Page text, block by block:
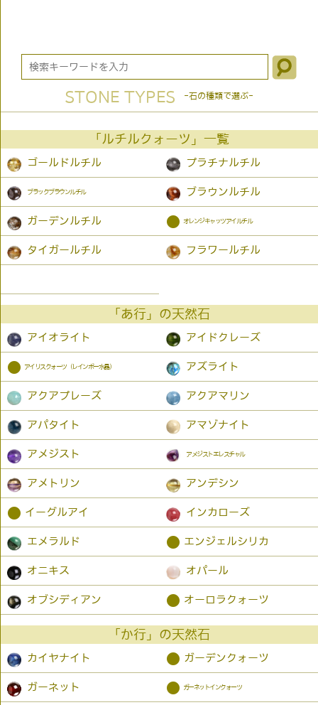
STONE TYPES -石の種類で選ぶ-
「ルチルクォーツ」一覧
ゴールドルチル プラチナルチル
ブラックブラウンルチル ブラウンルチル
ガーデンルチル ● オレンジキャッツアイルチル
タイガールチル フラワールチル
「あ行」の天然石
アイオライト アイドクレーズ
● アイリスクォーツ（レインボー水晶） アズライト
アクアプレーズ アクアマリン
アパタイト アマゾナイト
アメジスト アメジストエレスチャル
アメトリン アンデシン
● イーグルアイ インカローズ
エメラルド ● エンジェルシリカ
オニキス オパール
オブシディアン ● オーロラクォーツ
「か行」の天然石
カイヤナイト ● ガーデンクォーツ
ガーネット ● ガーネットインクォーツ